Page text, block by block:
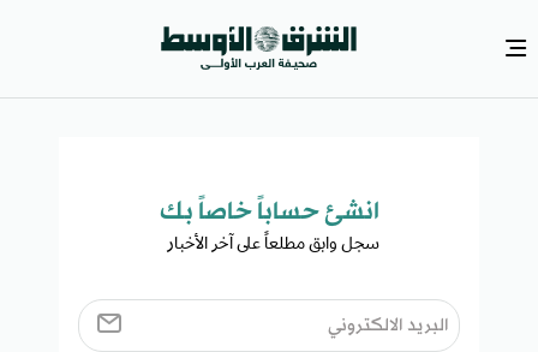
انشئ حساباً خاصاً بك​
سجل وابق مطلعاً على آخر الأخبار ​